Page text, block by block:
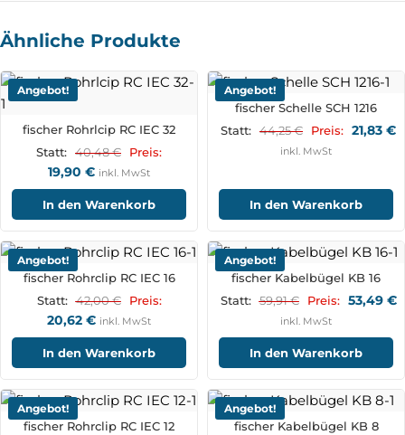
Ähnliche Produkte
Angebot!
fischer Rohrlcip RC IEC 32
Statt: 40,48€ Preis:
19,90 € inkl. MwSt
In den Warenkorb
Angebot!
fischer Schelle SCH 1216
Statt: 44,25€ Preis: 21,83 €
inkl. MwSt
In den Warenkorb
Angebot!
fischer Rohrclip RC IEC 16
Statt: 42,00€ Preis:
20,62 € inkl. MwSt
In den Warenkorb
Angebot!
fischer Kabelbügel KB 16
Statt: 59,91€ Preis: 53,49 €
inkl. MwSt
In den Warenkorb
Angebot!
fischer Rohrclip RC IEC 12
Angebot!
fischer Kabelbügel KB 8